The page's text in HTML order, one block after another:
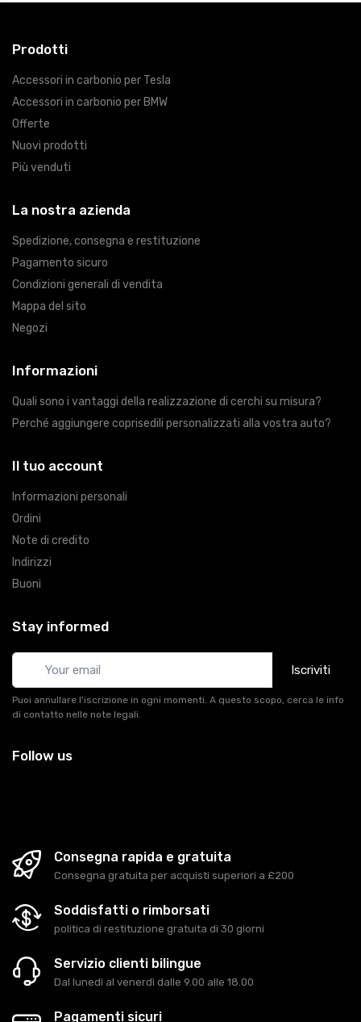
Prodotti
Accessori in carbonio per Tesla
Accessori in carbonio per BMW
Offerte
Nuovi prodotti
Più venduti
La nostra azienda
Spedizione, consegna e restituzione
Pagamento sicuro
Condizioni generali di vendita
Mappa del sito
Negozi
Informazioni
Quali sono i vantaggi della realizzazione di cerchi su misura?
Perché aggiungere coprisedili personalizzati alla vostra auto?
Il tuo account
Informazioni personali
Ordini
Note di credito
Indirizzi
Buoni
Stay informed
Iscriviti
Puoi annullare l'iscrizione in ogni momenti. A questo scopo, cerca le info
di contatto nelle note legali.
Follow us
Consegna rapida e gratuita
Consegna gratuita per acquisti superiori a £200
Soddisfatti o rimborsati
politica di restituzione gratuita di 30 giorni
Servizio clienti bilingue
Dal lunedì al venerdì dalle 9.00 alle 18.00
Pagamenti sicuri